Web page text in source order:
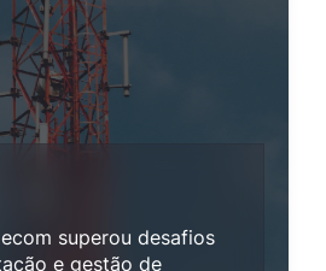
superou desafios
e gestão de